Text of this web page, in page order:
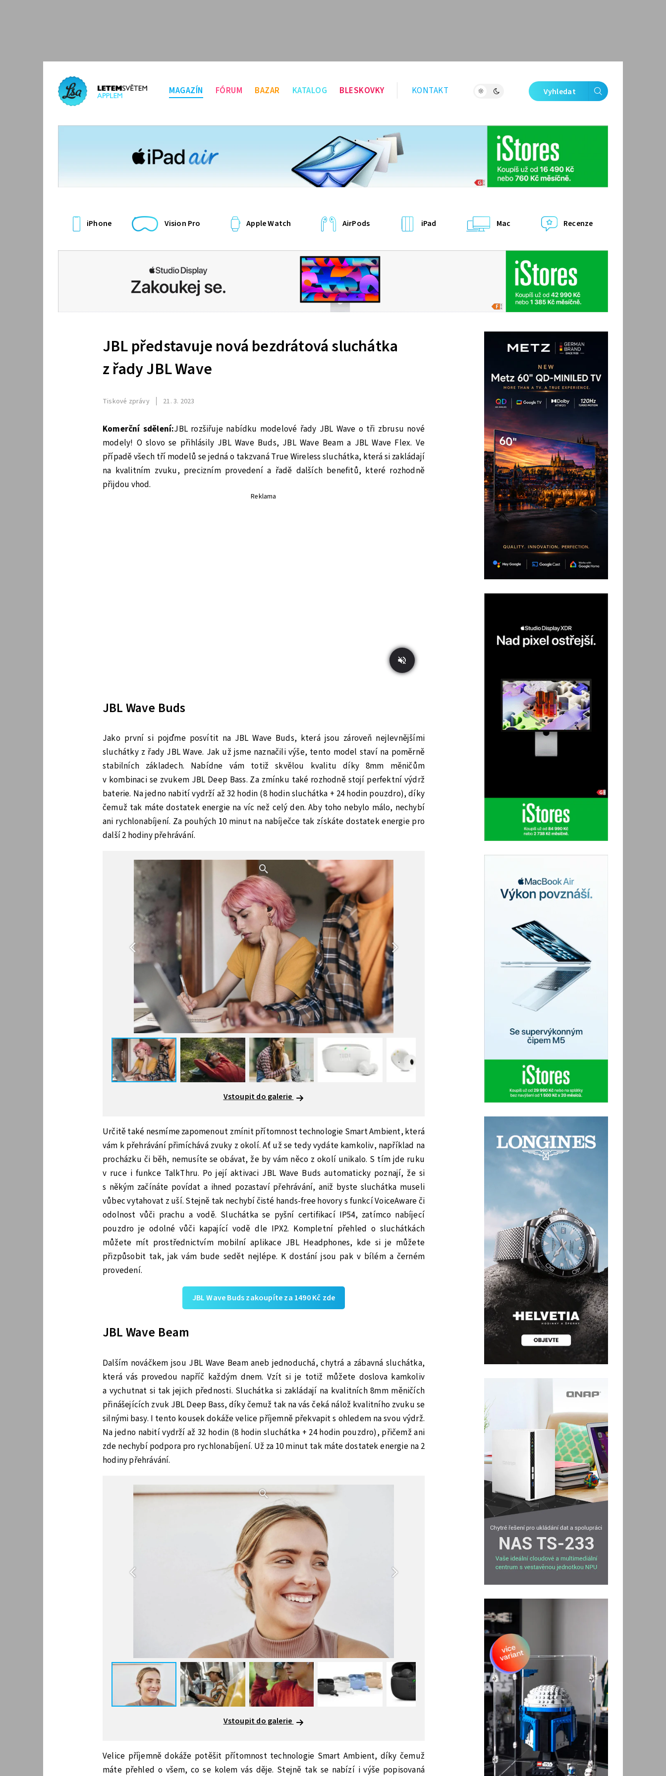
MAGAZÍN FÓRUM BAZAR KATALOG BLESKOVKY KONTAKT Vyhledat
iPhone Vision Pro Apple Watch AirPods iPad Mac Recenze
JBL představuje nová bezdrátová sluchátka
z řady JBL Wave
Tiskové zprávy 21. 3. 2023
Komerční sdělení:JBL rozšiřuje nabídku modelové řady JBL Wave o tři zbrusu nové
modely! O slovo se přihlásily JBL Wave Buds, JBL Wave Beam a JBL Wave Flex. Ve
případě všech tří modelů se jedná o takzvaná True Wireless sluchátka, která si zakládají
na kvalitním zvuku, precizním provedení a řadě dalších benefitů, které rozhodně
přijdou vhod.
Reklama
JBL Wave Buds
Jako první si pojďme posvítit na JBL Wave Buds, která jsou zároveň nejlevnějšími
sluchátky z řady JBL Wave. Jak už jsme naznačili výše, tento model staví na poměrně
stabilních základech. Nabídne vám totiž skvělou kvalitu díky 8mm měničům
v kombinaci se zvukem JBL Deep Bass. Za zmínku také rozhodně stojí perfektní výdrž
baterie. Na jedno nabití vydrží až 32 hodin (8 hodin sluchátka + 24 hodin pouzdro), díky
čemuž tak máte dostatek energie na víc než celý den. Aby toho nebylo málo, nechybí
ani rychlonabíjení. Za pouhých 10 minut na nabíječce tak získáte dostatek energie pro
další 2 hodiny přehrávání.
Vstoupit do galerie
Určitě také nesmíme zapomenout zmínit přítomnost technologie Smart Ambient, která
vám k přehrávání přimíchává zvuky z okolí. Ať už se tedy vydáte kamkoliv, například na
procházku či běh, nemusíte se obávat, že by vám něco z okolí unikalo. S tím jde ruku
v ruce i funkce TalkThru. Po její aktivaci JBL Wave Buds automaticky poznají, že si
s někým začínáte povídat a ihned pozastaví přehrávání, aniž byste sluchátka museli
vůbec vytahovat z uší. Stejně tak nechybí čisté hands-free hovory s funkcí VoiceAware či
odolnost vůči prachu a vodě. Sluchátka se pyšní certifikací IP54, zatímco nabíjecí
pouzdro je odolné vůči kapající vodě dle IPX2. Kompletní přehled o sluchátkách
můžete mít prostřednictvím mobilní aplikace JBL Headphones, kde si je můžete
přizpůsobit tak, jak vám bude sedět nejlépe. K dostání jsou pak v bílém a černém
provedení.
JBL Wave Buds zakoupíte za 1490 Kč zde
JBL Wave Beam
Dalším nováčkem jsou JBL Wave Beam aneb jednoduchá, chytrá a zábavná sluchátka,
která vás provedou napříč každým dnem. Vzít si je totiž můžete doslova kamkoliv
a vychutnat si tak jejich přednosti. Sluchátka si zakládají na kvalitních 8mm měničích
přinášejících zvuk JBL Deep Bass, díky čemuž tak na vás čeká nálož kvalitního zvuku se
silnými basy. I tento kousek dokáže velice příjemně překvapit s ohledem na svou výdrž.
Na jedno nabití vydrží až 32 hodin (8 hodin sluchátka + 24 hodin pouzdro), přičemž ani
zde nechybí podpora pro rychlonabíjení. Už za 10 minut tak máte dostatek energie na 2
hodiny přehrávání.
Vstoupit do galerie
Velice příjemně dokáže potěšit přítomnost technologie Smart Ambient, díky čemuž
máte přehled o všem, co se kolem vás děje. Stejně tak se nabízí i výše popisovaná